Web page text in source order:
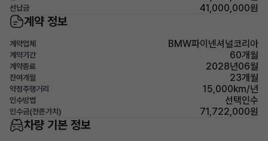
선납금 41,000,000원
계약 정보
계약업체 BMW파이넨셔널코리아
계약기간 60개월
계약종료 2028년06월
잔여개월 23개월
약정주행거리 15,000km/년
인수방법 선택인수
인수금(잔존가치) 71,722,000원
차량 기본 정보